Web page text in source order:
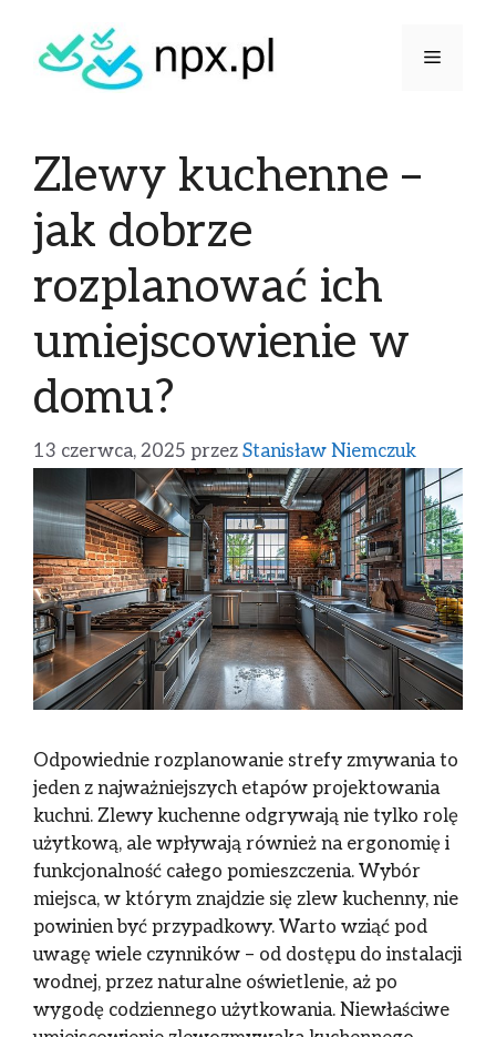
Zlewy kuchenne –
jak dobrze
rozplanować ich
umiejscowienie w
domu?
13 czerwca, 2025 przez Stanisław Niemczuk
Odpowiednie rozplanowanie strefy zmywania to
jeden z najważniejszych etapów projektowania
kuchni. Zlewy kuchenne odgrywają nie tylko rolę
użytkową, ale wpływają również na ergonomię i
funkcjonalność całego pomieszczenia. Wybór
miejsca, w którym znajdzie się zlew kuchenny, nie
powinien być przypadkowy. Warto wziąć pod
uwagę wiele czynników – od dostępu do instalacji
wodnej, przez naturalne oświetlenie, aż po
wygodę codziennego użytkowania. Niewłaściwe